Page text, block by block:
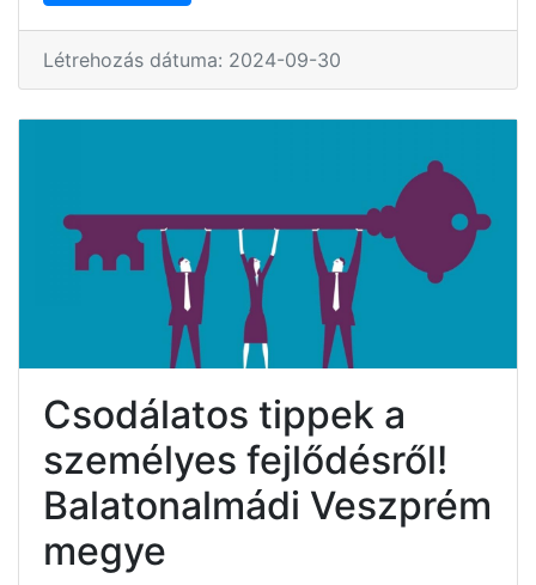
Létrehozás dátuma: 2024-09-30
Csodálatos tippek a
személyes fejlődésről!
Balatonalmádi Veszprém
megye